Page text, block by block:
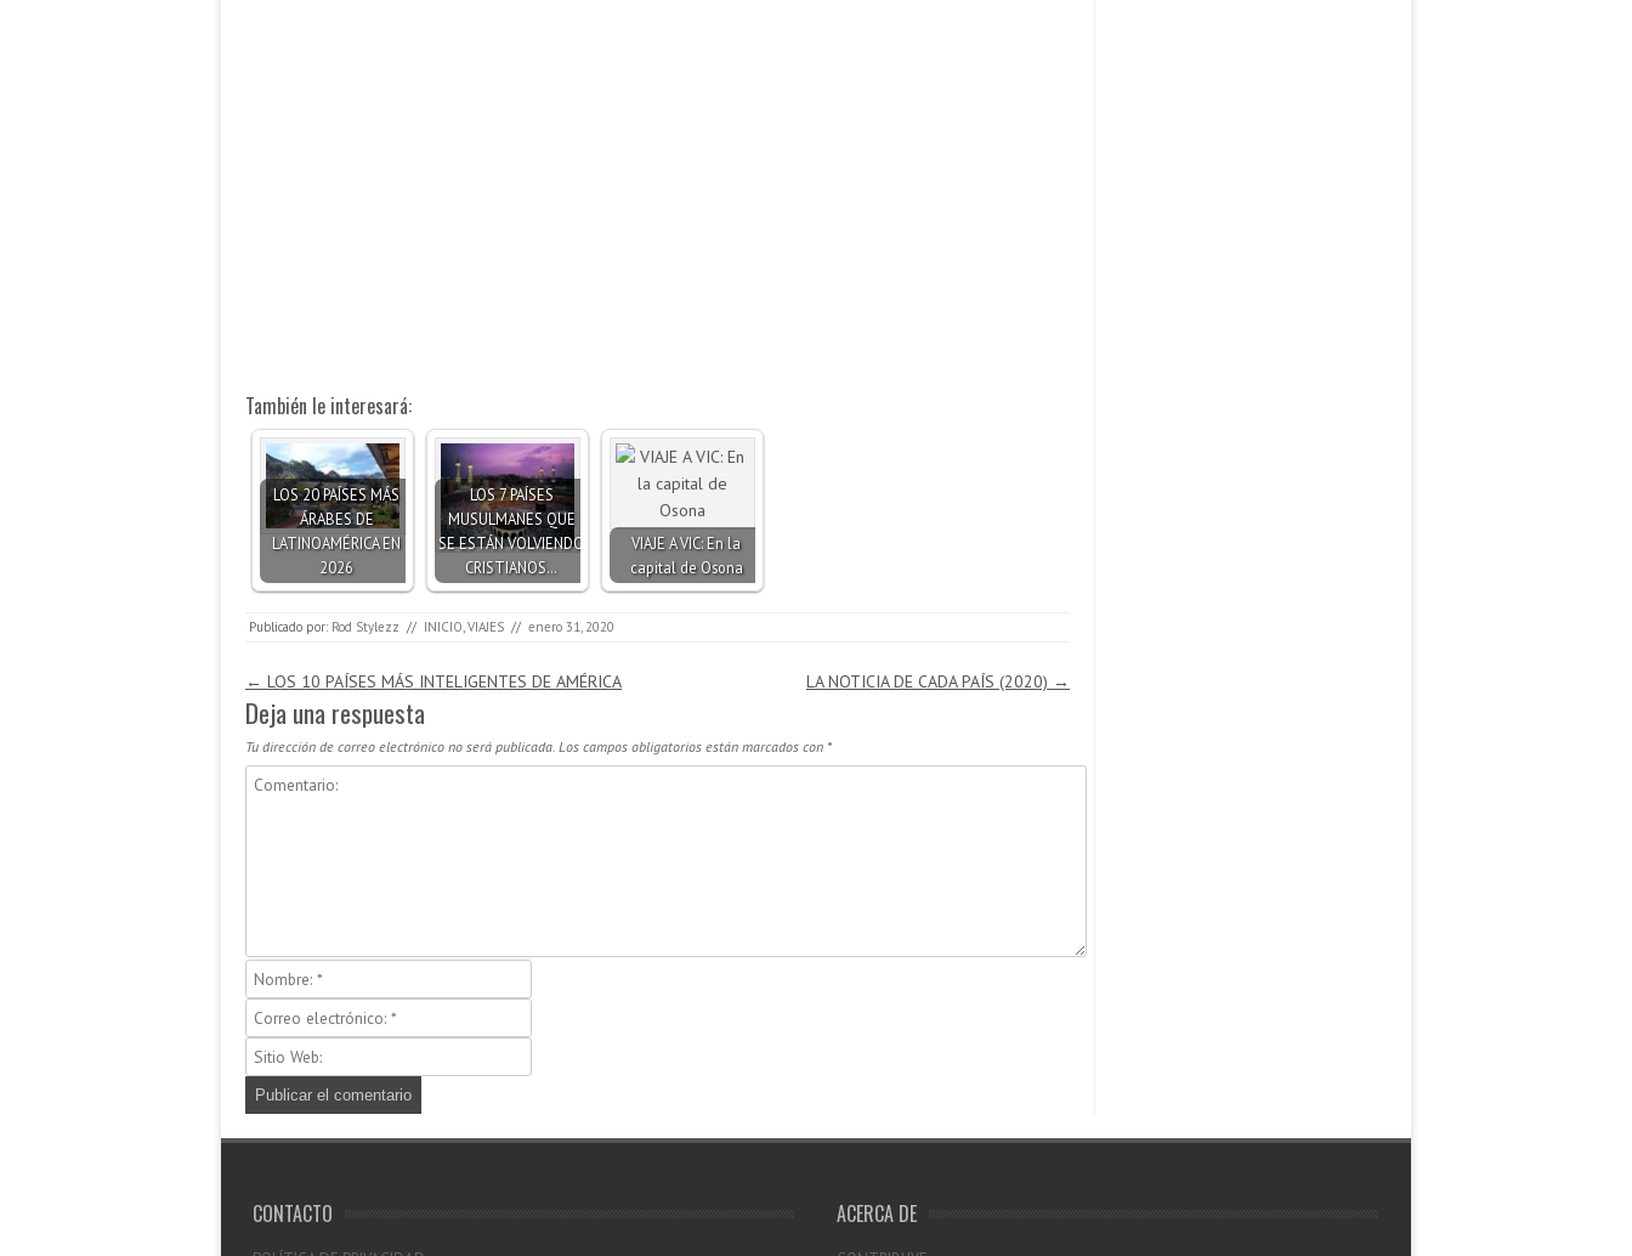
También le interesará:
LOS 20 PAÍSES MÁS
ÁRABES DE
LATINOAMÉRICA EN
2026
LOS 7 PAÍSES
MUSULMANES QUE
SE ESTÁN VOLVIENDO
CRISTIANOS…
VIAJE A VIC: En la
capital de Osona
Publicado por: Rod Stylezz // INICIO VIAJES // enero 31, 2020
Navegación de entradas
← LOS 10 PAÍSES MÁS INTELIGENTES DE AMÉRICA LA NOTICIA DE CADA PAÍS (2020) →
Deja una respuesta
Tu dirección de correo electrónico no será publicada. Los campos obligatorios están marcados con *
CONTACTO ACERCA DE